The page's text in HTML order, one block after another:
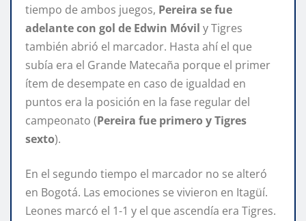
tiempo de ambos juegos, Pereira se fue
adelante con gol de Edwin Móvil y Tigres
también abrió el marcador. Hasta ahí el que
subía era el Grande Matecaña porque el primer
ítem de desempate en caso de igualdad en
puntos era la posición en la fase regular del
campeonato (Pereira fue primero y Tigres
sexto).
En el segundo tiempo el marcador no se alteró
en Bogotá. Las emociones se vivieron en Itagüí.
Leones marcó el 1-1 y el que ascendía era Tigres.